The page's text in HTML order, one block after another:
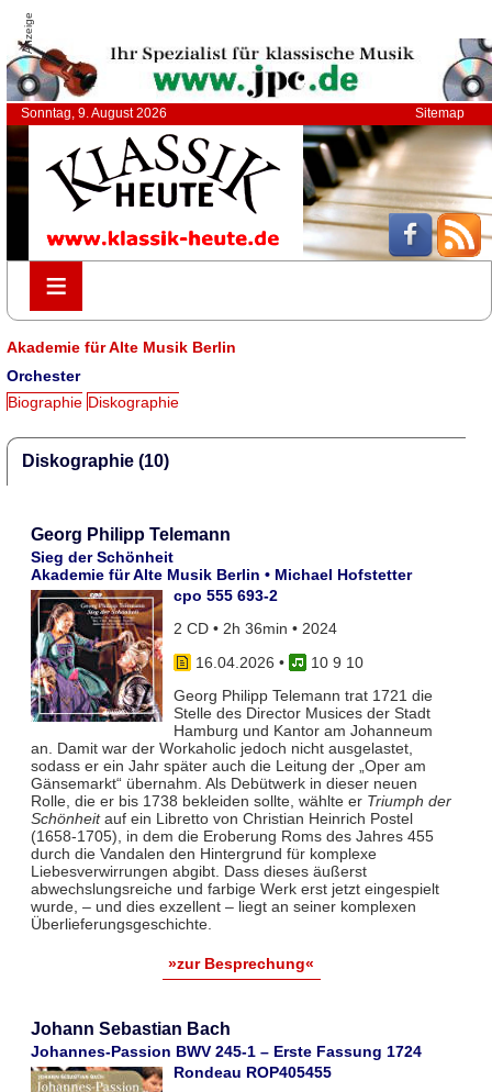
Anzeige
Sonntag, 9. August 2026 Sitemap
≡
≡
Akademie für Alte Musik Berlin
Orchester
Biographie Diskographie
Diskographie (10)
Georg Philipp Telemann
Sieg der Schönheit
Akademie für Alte Musik Berlin • Michael Hofstetter
cpo 555 693-2
2 CD • 2h 36min • 2024
16.04.2026 •
10 9 10
Georg Philipp Telemann trat 1721 die
Stelle des Director Musices der Stadt
Hamburg und Kantor am Johanneum
an. Damit war der Workaholic jedoch nicht ausgelastet,
sodass er ein Jahr später auch die Leitung der „Oper am
Gänsemarkt“ übernahm. Als Debütwerk in dieser neuen
Rolle, die er bis 1738 bekleiden sollte, wählte er Triumph der
Schönheitauf ein Libretto von Christian Heinrich Postel
(1658-1705), in dem die Eroberung Roms des Jahres 455
durch die Vandalen den Hintergrund für komplexe
Liebesverwirrungen abgibt. Dass dieses äußerst
abwechslungsreiche und farbige Werk erst jetzt eingespielt
wurde, – und dies exzellent – liegt an seiner komplexen
Überlieferungsgeschichte.
»zur Besprechung«
Johann Sebastian Bach
Johannes-Passion BWV 245-1 – Erste Fassung 1724
Rondeau ROP405455